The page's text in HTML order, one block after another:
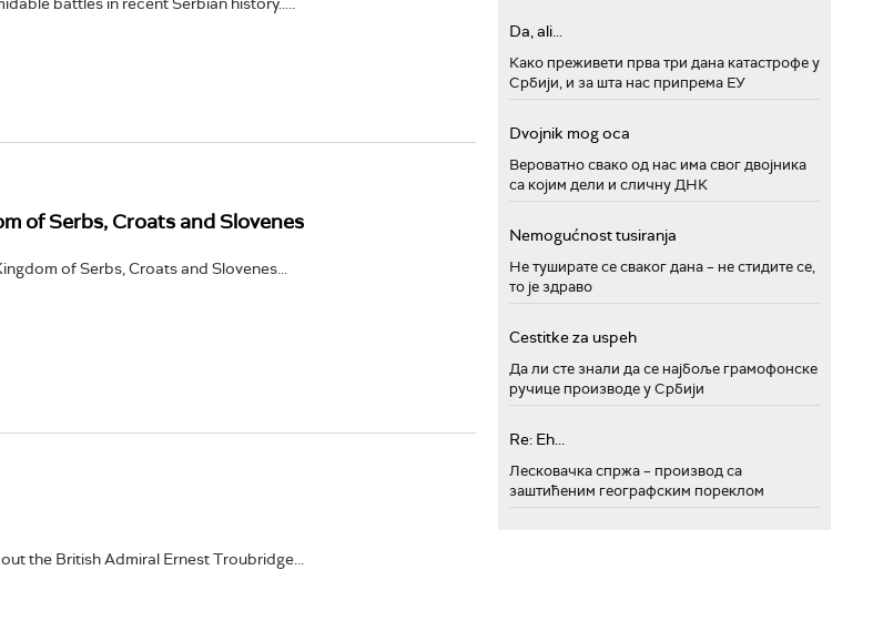
of Serbs, Croats and Slovenes
of Serbs, Croats and Slovenes...
the British Admiral Ernest Troubridge...
Da, ali...
Како преживети прва три дана катастрофе у
Србији, и за шта нас припрема ЕУ
Dvojnik mog oca
Вероватно свако од нас има свог двојника
са којим дели и сличну ДНК
Nemogućnost tusiranja
Не туширате се сваког дана – не стидите се,
то је здраво
Cestitke za uspeh
Да ли сте знали да се најбоље грамофонске
ручице производе у Србији
Re: Eh...
Лесковачка спржа – производ са
заштићеним географским пореклом